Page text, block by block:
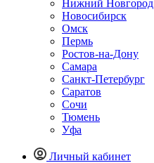
Нижний Новгород
Новосибирск
Омск
Пермь
Ростов-на-Дону
Самара
Санкт-Петербург
Саратов
Сочи
Тюмень
Уфа
Личный кабинет